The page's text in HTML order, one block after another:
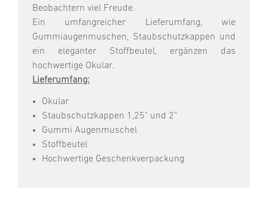
Beobachtern viel Freude.
Ein umfangreicher Lieferumfang, wie
Gummiaugenmuschen, Staubschutzkappen und
ein eleganter Stoffbeutel, ergänzen das
hochwertige Okular.
Lieferumfang:
Okular
Staubschutzkappen 1,25" und 2"
Gummi Augenmuschel
Stoffbeutel
Hochwertige Geschenkverpackung